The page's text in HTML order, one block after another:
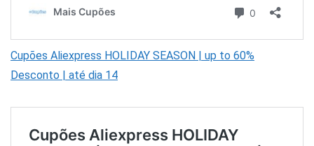
Cupões Aliexpress HOLIDAY SEASON | up to 60%
Desconto | até dia 14